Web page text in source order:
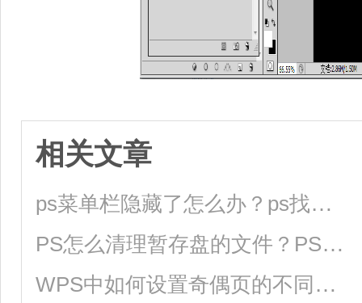
相关文章
ps菜单栏隐藏了怎么办？ps找回菜单栏教程
PS怎么清理暂存盘的文件？PS暂存盘已满怎么清理？
WPS中如何设置奇偶页的不同页眉？WPS设置奇偶页眉